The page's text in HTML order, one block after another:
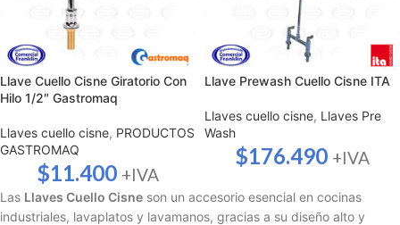
Llave Cuello Cisne Giratorio Con
Hilo 1/2″ Gastromaq
Llaves cuello cisne, PRODUCTOS
GASTROMAQ
$11.400 +IVA
Llave Prewash Cuello Cisne ITA
Llaves cuello cisne, Llaves Pre
Wash
$176.490 +IVA
Las Llaves Cuello Cisne son un accesorio esencial en cocinas
industriales, lavaplatos y lavamanos, gracias a su diseño alto y